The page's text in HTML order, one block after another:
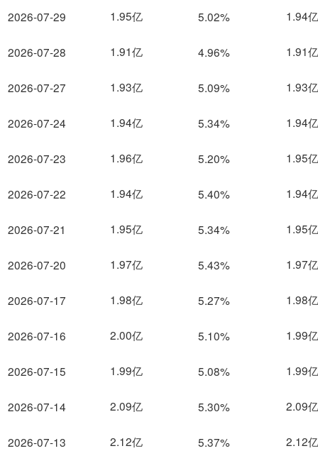
2026-07-29
2026-07-28
2026-07-27
2026-07-24
2026-07-23
2026-07-22
2026-07-21
2026-07-20
2026-07-17
2026-07-16
2026-07-15
2026-07-14
2026-07-13
1.95亿 5.02% 1.94亿
1.91亿 4.96% 1.91亿
1.93亿 5.09% 1.93亿
1.94亿 5.34% 1.94亿
1.96亿 5.20% 1.95亿
1.94亿 5.40% 1.94亿
1.95亿 5.34% 1.95亿
1.97亿 5.43% 1.97亿
1.98亿 5.27% 1.98亿
2.00亿 5.10% 1.99亿
1.99亿 5.08% 1.99亿
2.09亿 5.30% 2.09亿
2.12亿 5.37% 2.12亿